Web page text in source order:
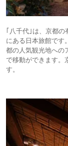
｢八千代｣は、京都の
にある日本旅館です
都の人気観光地への
で移動ができます。
す。